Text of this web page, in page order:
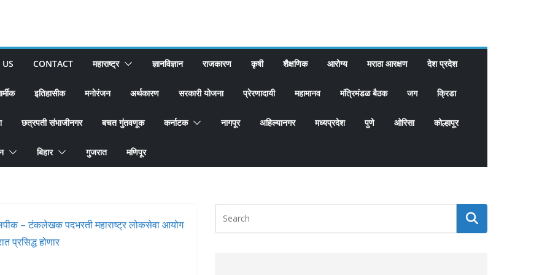
CONTACT महाराष्ट्र ज्ञानविज्ञान राजकारण कृषी शैक्षणिक आरोग्य मराठा आरक्षण देश प्रदेश
इतिहासीक मनोरंजन अर्थकारण सरकारी योजना प्रेरणादायी महामानव मंत्रिमंडळ बैठक जग क्रिडा
छत्रपती संभाजीनगर बचत गुंतवणूक कर्नाटक नागपूर अहिल्यानगर मध्यप्रदेश पुणे ओरिसा कोल्हापूर
बिहार गुजरात मणिपूर